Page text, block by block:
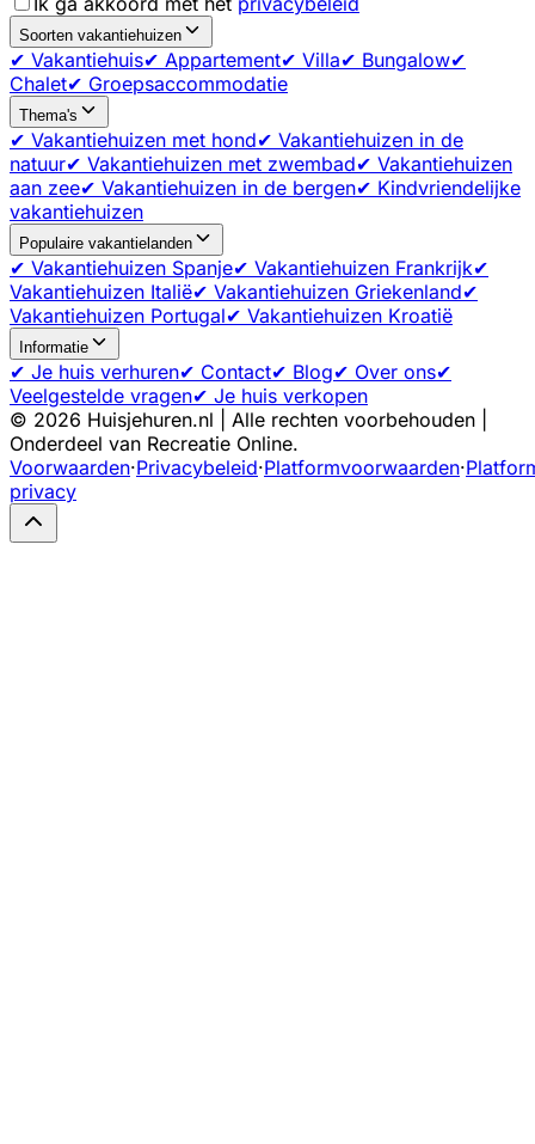
Soorten vakantiehuizen
✔ Vakantiehuis✔ Appartement✔ Villa✔ Bungalow✔
Chalet✔ Groepsaccommodatie
Thema's
✔ Vakantiehuizen met hond✔ Vakantiehuizen in de
natuur✔ Vakantiehuizen met zwembad✔ Vakantiehuizen
aan zee✔ Vakantiehuizen in de bergen✔ Kindvriendelijke
vakantiehuizen
Populaire vakantielanden
✔ Vakantiehuizen Spanje✔ Vakantiehuizen Frankrijk✔
Vakantiehuizen Italië✔ Vakantiehuizen Griekenland✔
Vakantiehuizen Portugal✔ Vakantiehuizen Kroatië
Informatie
✔ Je huis verhuren✔ Contact✔ Blog✔ Over ons✔
Veelgestelde vragen✔ Je huis verkopen
© 2026 Huisjehuren.nl | Alle rechten voorbehouden |
Onderdeel van Recreatie Online.
Voorwaarden·Privacybeleid·Platformvoorwaarden·
privacy